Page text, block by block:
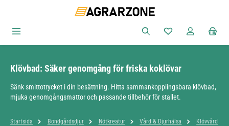
Du har 0 objekt i
Klövbad: Säker genomgång för friska koklövar
Sänk smittotrycket i din besättning. Hitta sammankopplingsbara klövbad,
mjuka genomgångsmattor och passande tillbehör för stallet.
Startsida Bondgårdsdjur Nötkreatur Vård & Djurhälsa
Klövvård